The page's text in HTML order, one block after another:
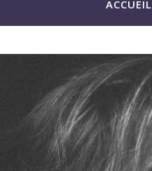
ACCUEIL